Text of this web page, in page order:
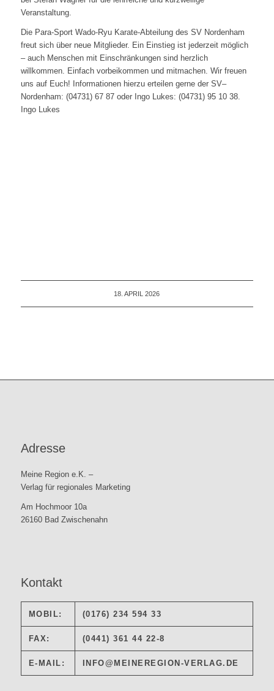
Veranstaltung.
Die Para-Sport Wado-Ryu Karate-Abteilung des SV Nordenham
freut sich über neue Mitglieder. Ein Einstieg ist jederzeit möglich
– auch Menschen mit Einschränkungen sind herzlich
willkommen. Einfach vorbeikommen und mitmachen. Wir freuen
uns auf Euch! Informationen hierzu erteilen gerne der SV–
Nordenham: (04731) 67 87 oder Ingo Lukes: (04731) 95 10 38.
Ingo Lukes
18. APRIL 2026
Adresse
Meine Region e.K. –
Verlag für regionales Marketing
Am Hochmoor 10a
26160 Bad Zwischenahn
Kontakt
MOBIL: (0176) 234 594 33
FAX: (0441) 361 44 22-8
E-MAIL: INFO@MEINEREGION-VERLAG.DE